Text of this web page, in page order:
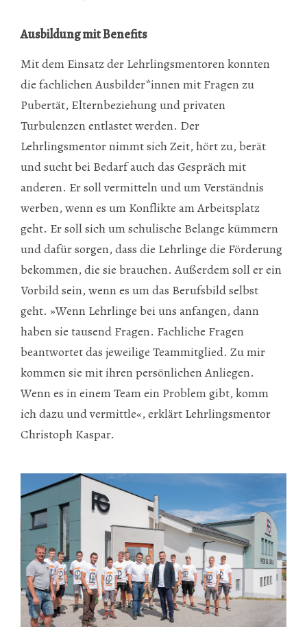
Ausbildung mit Benefits
Mit dem Einsatz der Lehrlingsmentoren konnten
die fachlichen Ausbilder*innen mit Fragen zu
Pubertät, Elternbeziehung und privaten
Turbulenzen entlastet werden. Der
Lehrlingsmentor nimmt sich Zeit, hört zu, berät
und sucht bei Bedarf auch das Gespräch mit
anderen. Er soll vermitteln und um Verständnis
werben, wenn es um Konflikte am Arbeitsplatz
geht. Er soll sich um schulische Belange kümmern
und dafür sorgen, dass die Lehrlinge die Förderung
bekommen, die sie brauchen. Außerdem soll er ein
Vorbild sein, wenn es um das Berufsbild selbst
geht. »Wenn Lehrlinge bei uns anfangen, dann
haben sie tausend Fragen. Fachliche Fragen
beantwortet das jeweilige Teammitglied. Zu mir
kommen sie mit ihren persönlichen Anliegen.
Wenn es in einem Team ein Problem gibt, komm
ich dazu und vermittle«, erklärt Lehrlingsmentor
Christoph Kaspar.